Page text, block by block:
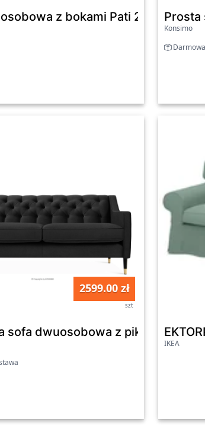
z bokami Pati 2 beżowa
Prosta
Konsimo
2599.00 zł
szt
sofa dwuosobowa z pikowaniem
IKEA